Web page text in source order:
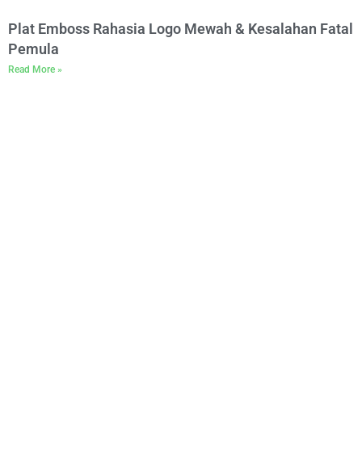
Plat Emboss Rahasia Logo Mewah & Kesalahan Fatal
Pemula
Read More »